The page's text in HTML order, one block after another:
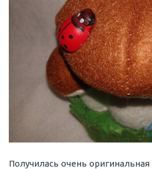
Получилась очень оригинальная